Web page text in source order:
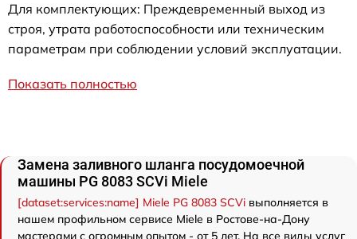
Для комплектующих: Преждевременный выход из
строя, утрата работоспособности или техническим
параметрам при соблюдении условий эксплуатации.
Показать полностью
Замена заливного шланга посудомоечной
машины PG 8083 SCVi Miele
[dataset:services:name] Miele PG 8083 SCVi выполняется в
нашем профильном сервисе Miele в Ростове-на-Дону
мастерами с огромным опытом - от 5 лет. На все виды услуг